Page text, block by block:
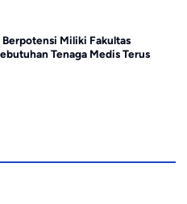
Miliki Fakultas
Tenaga Medis Terus